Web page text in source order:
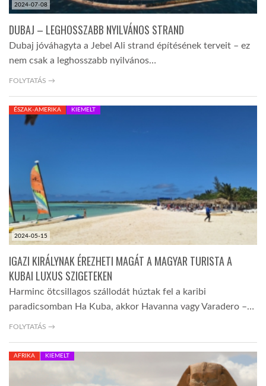
LINKTR.EE
GLOBOZSARU
LATIMO.HU
GLOBOBOOK
2024-07-08
DUBAJ – LEGHOSSZABB NYILVÁNOS STRAND
Dubaj jóváhagyta a Jebel Ali strand építésének terveit – ez
nem csak a leghosszabb nyilvános…
FOLYTATÁS →
2024-05-15
ÉSZAK-AMERIKA KIEMELT
IGAZI KIRÁLYNAK ÉREZHETI MAGÁT A MAGYAR TURISTA A
KUBAI LUXUS SZIGETEKEN
Harminc ötcsillagos szállodát húztak fel a karibi
paradicsomban Ha Kuba, akkor Havanna vagy Varadero –…
FOLYTATÁS →
AFRIKA KIEMELT